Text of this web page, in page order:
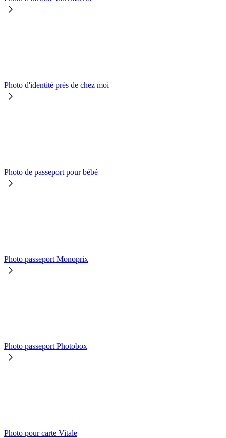
Photo d'identité près de chez moi
Photo de passeport pour bébé
Photo passeport Monoprix
Photo passeport Photobox
Photo pour carte Vitale